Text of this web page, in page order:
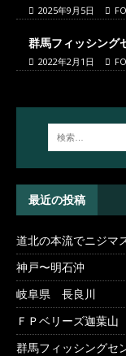
2025年9月5日
群馬フィッシング
2022年2月1日
最近の投稿
道北の本流でニジマ
神戸〜明石沖
岐阜県 長良川
ＦＰベリーズ迦葉山
群馬フィッシングセ